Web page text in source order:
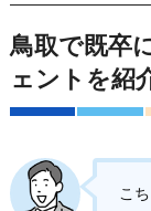
鳥取で既卒
ェントを紹
こ